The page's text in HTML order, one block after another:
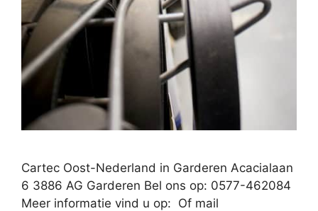
Cartec Oost-Nederland in Garderen Acacialaan
6 3886 AG Garderen Bel ons op: 0577-462084
Meer informatie vind u op: Of mail